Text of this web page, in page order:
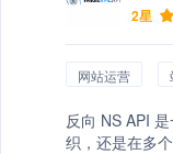
2星
网站运营
反向 NS API
织，还是在多